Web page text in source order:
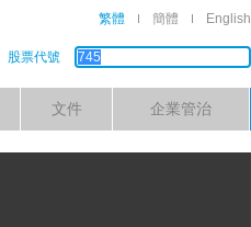
繁體 簡體 English
股票代號
文件 企業管治